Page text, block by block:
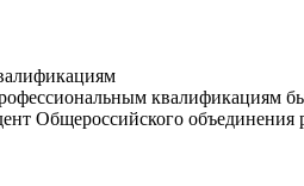
квалификациям
Общероссийского